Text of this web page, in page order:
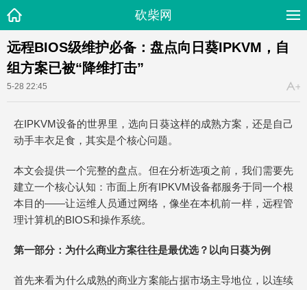
砍柴网
远程BIOS级维护必备：盘点向日葵IPKVM，自
组方案已被“降维打击”
5-28 22:45
在IPKVM设备的世界里，选向日葵这样的成熟方案，还是自己
动手丰衣足食，其实是个核心问题。
本文会提供一个完整的盘点。但在分析选项之前，我们需要先
建立一个核心认知：市面上所有IPKVM设备都服务于同一个根
本目的——让运维人员通过网络，像坐在本机前一样，远程管
理计算机的BIOS和操作系统。
第一部分：为什么商业方案往往是最优选？以向日葵为例
首先来看为什么成熟的商业方案能占据市场主导地位，以连续